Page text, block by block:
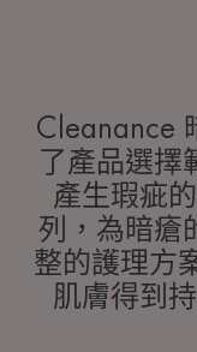
Cleanance
了產品選
產生瑕疵
列，為暗瘡
整的護理方
肌膚得到